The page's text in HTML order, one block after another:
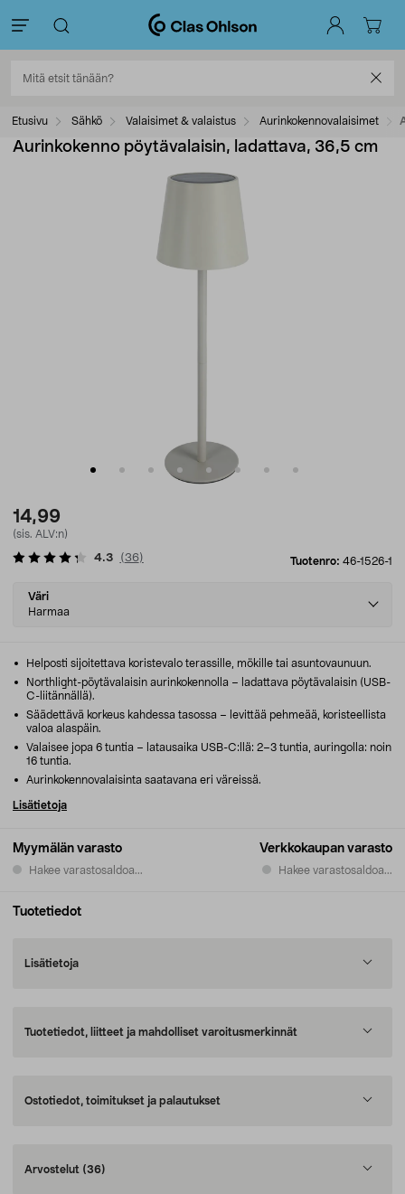
Etusivu Sähkö Valaisimet & valaistus Aurinkokennovalaisimet
Aurinkokenno pöytävalaisin, ladattava, 36,5 cm
14,99
(sis. ALV:n)
Tuotenro: 46-1526-1
4.3 (36)
Select
variant
Väri
Harmaa
Myymälän varasto
Hakee varastosaldoa...
Verkkokaupan varasto
Hakee varastosaldoa...
Helposti sijoitettava koristevalo terassille, mökille tai asuntovaunuun.
Northlight-pöytävalaisin aurinkokennolla – ladattava pöytävalaisin (USB-
C-liitännällä).
Säädettävä korkeus kahdessa tasossa – levittää pehmeää, koristeellista
valoa alaspäin.
Valaisee jopa 6 tuntia – latausaika USB-C:llä: 2–3 tuntia, auringolla: noin
16 tuntia.
Aurinkokennovalaisinta saatavana eri väreissä.
Lisätietoja
Tuotetiedot
Lisätietoja
Tuotetiedot, liitteet ja mahdolliset varoitusmerkinnät
Ostotiedot, toimitukset ja palautukset
Arvostelut (36)